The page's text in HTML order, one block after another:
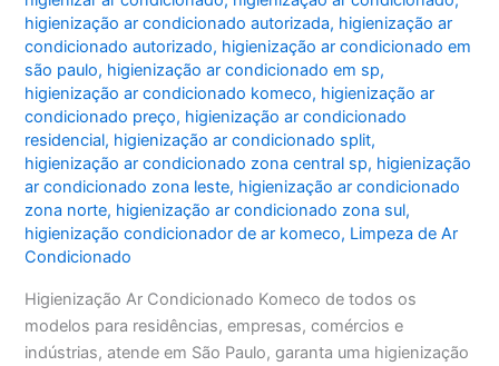
higienização ar condicionado autorizada, higienização ar
condicionado autorizado, higienização ar condicionado em
são paulo, higienização ar condicionado em sp,
higienização ar condicionado komeco, higienização ar
condicionado preço, higienização ar condicionado
residencial, higienização ar condicionado split,
higienização ar condicionado zona central sp, higienização
ar condicionado zona leste, higienização ar condicionado
zona norte, higienização ar condicionado zona sul,
higienização condicionador de ar komeco, Limpeza de Ar
Condicionado
Higienização Ar Condicionado Komeco de todos os
modelos para residências, empresas, comércios e
indústrias, atende em São Paulo, garanta uma higienização